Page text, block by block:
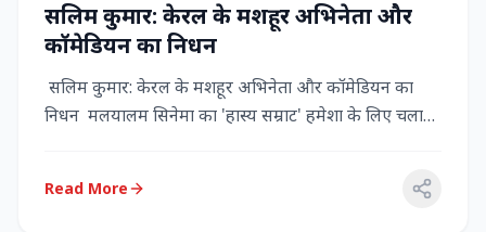
सलिम कुमार: केरल के मशहूर अभिनेता और
कॉमेडियन का निधन
सलिम कुमार: केरल के मशहूर अभिनेता और कॉमेडियन का
निधन मलयालम सिनेमा का 'हास्य सम्राट' हमेशा के लिए चला
Read More